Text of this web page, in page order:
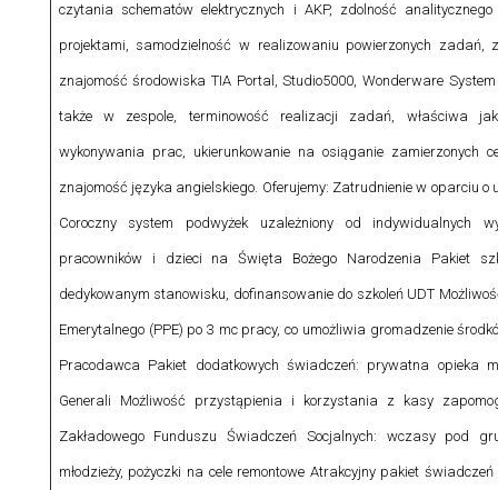
czytania schematów elektrycznych i AKP, zdolność
projektami, samodzielność w realizowaniu powierzonych zadań,
znajomość środowiska TIA Portal, Studio5000, Wonderware
także w zespole, terminowość realizacji zadań, właściwa
wykonywania prac, ukierunkowanie na osiąganie zamierzonych
znajomość języka angielskiego. Oferujemy: Zatrudnienie w oparciu o
Coroczny system podwyżek uzależniony od indywidualnych
pracowników i dzieci na Święta Bożego Narodzenia Pakiet
dedykowanym stanowisku, dofinansowanie do szkoleń UDT
Emerytalnego (PPE) po 3 mc pracy, co umożliwia gromadzenie
Pracodawca Pakiet dodatkowych świadczeń: prywatna opieka
Generali Możliwość przystąpienia i korzystania z kasy
Zakładowego Funduszu Świadczeń Socjalnych: wczasy pod
młodzieży, pożyczki na cele remontowe Atrakcyjny pakiet